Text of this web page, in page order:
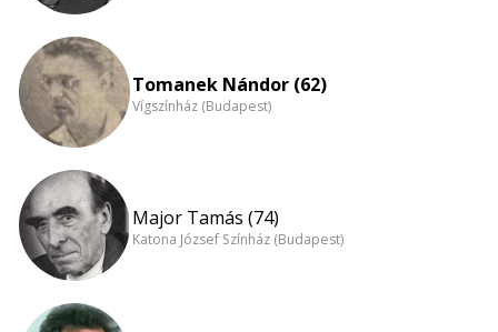
Tomanek Nándor (62)
Vígszínház (Budapest)
Major Tamás (74)
Katona József Színház (Budapest)